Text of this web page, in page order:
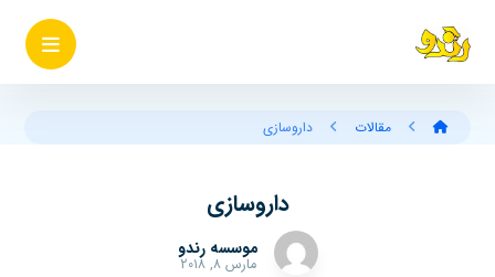
مقالات داروسازی
داروسازی
موسسه رندو
مارس ۸, ۲۰۱۸